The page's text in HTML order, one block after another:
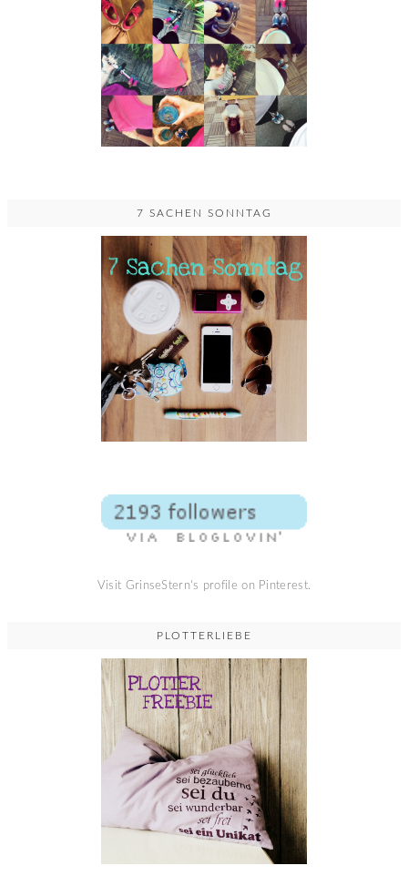
7 SACHEN SONNTAG
Visit GrinseStern's profile on Pinterest.
PLOTTERLIEBE